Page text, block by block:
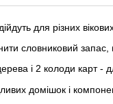
для різних
словниковий
і 2 колоди карт -
домішок і